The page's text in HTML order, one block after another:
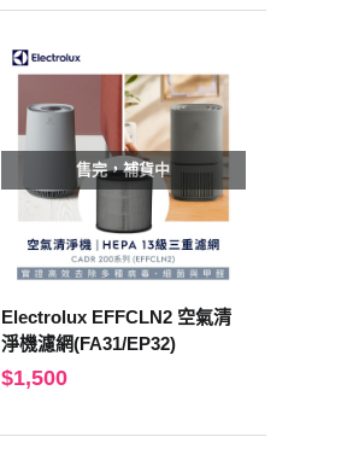
售完，補貨中
Electrolux EFFCLN2 空氣清
淨機濾網(FA31/EP32)
$1,500